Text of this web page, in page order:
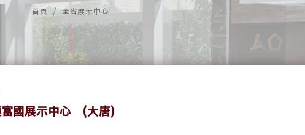
首頁 全省展示中心
富國展示中心 (大唐)